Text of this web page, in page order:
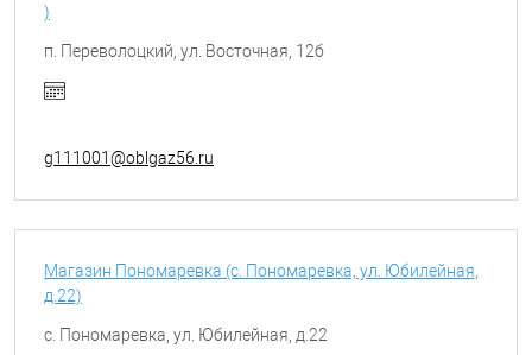
)
п. Переволоцкий, ул. Восточная, 12б
g111001@oblgaz56.ru
Магазин Пономаревка (с. Пономаревка, ул. Юбилейная,
д.22)
с. Пономаревка, ул. Юбилейная, д.22